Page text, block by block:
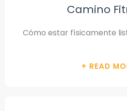
Camino
Cómo estar físicamente